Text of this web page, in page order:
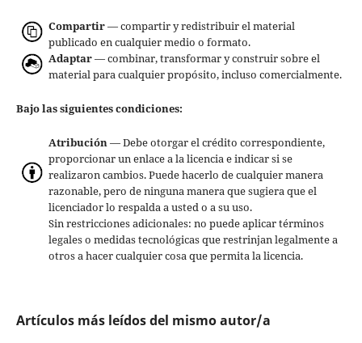
Compartir— compartir y redistribuir el material
publicado en cualquier medio o formato.
Adaptar— combinar, transformar y construir sobre el
material para cualquier propósito, incluso comercialmente.
Bajo las siguientes condiciones:
Atribución— Debe otorgar el crédito correspondiente,
proporcionar un enlace a la licencia e indicar si se
realizaron cambios. Puede hacerlo de cualquier manera
razonable, pero de ninguna manera que sugiera que el
licenciador lo respalda a usted o a su uso.
Sin restricciones adicionales: no puede aplicar términos
legales o medidas tecnológicas que restrinjan legalmente a
otros a hacer cualquier cosa que permita la licencia.
Artículos más leídos del mismo autor/a